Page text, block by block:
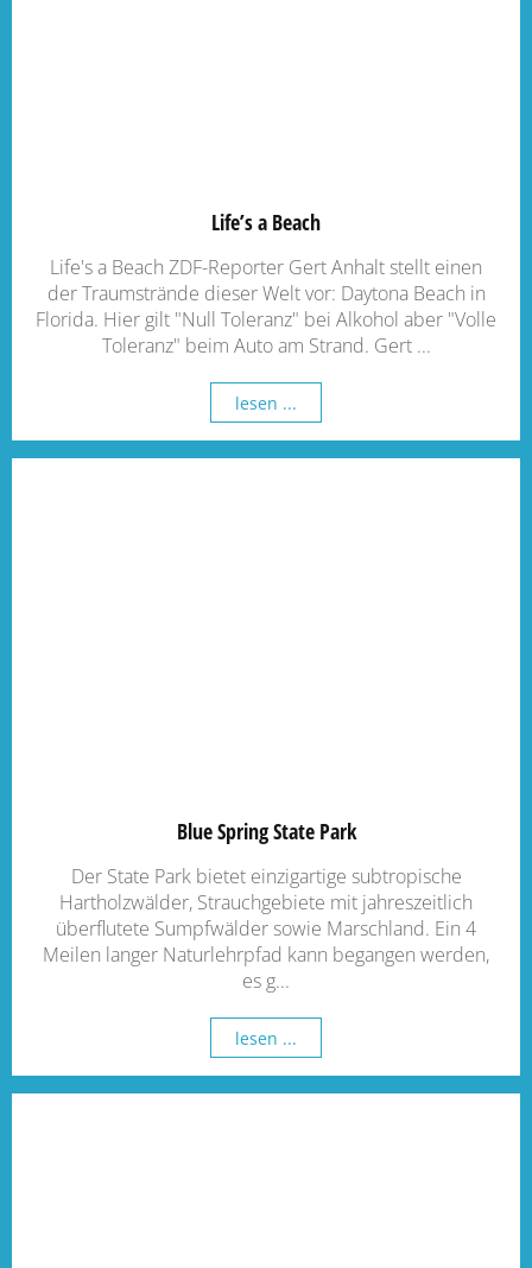
Life’s a Beach
Life's a Beach ZDF-Reporter Gert Anhalt stellt einen
der Traumstrände dieser Welt vor: Daytona Beach in
Florida. Hier gilt "Null Toleranz" bei Alkohol aber "Volle
Toleranz" beim Auto am Strand. Gert ...
lesen ...
Blue Spring State Park
Der State Park bietet einzigartige subtropische
Hartholzwälder, Strauchgebiete mit jahreszeitlich
überflutete Sumpfwälder sowie Marschland. Ein 4
Meilen langer Naturlehrpfad kann begangen werden,
es g...
lesen ...